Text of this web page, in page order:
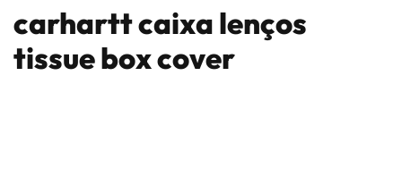
carhartt caixa lenços
tissue box cover